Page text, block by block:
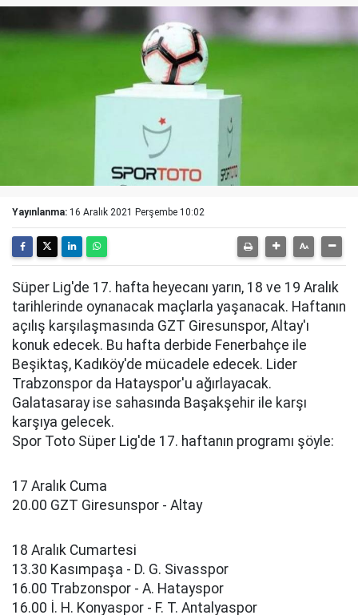
Yayınlanma: 16 Aralık 2021 Perşembe 10:02
Süper Lig'de 17. hafta heyecanı yarın, 18 ve 19 Aralık
tarihlerinde oynanacak maçlarla yaşanacak. Haftanın
açılış karşılaşmasında GZT Giresunspor, Altay'ı
konuk edecek. Bu hafta derbide Fenerbahçe ile
Beşiktaş, Kadıköy'de mücadele edecek. Lider
Trabzonspor da Hatayspor'u ağırlayacak.
Galatasaray ise sahasında Başakşehir ile karşı
karşıya gelecek.
Spor Toto Süper Lig'de 17. haftanın programı şöyle:
17 Aralık Cuma
20.00 GZT Giresunspor - Altay
18 Aralık Cumartesi
13.30 Kasımpaşa - D. G. Sivasspor
16.00 Trabzonspor - A. Hatayspor
16.00 İ. H. Konyaspor - F. T. Antalyaspor